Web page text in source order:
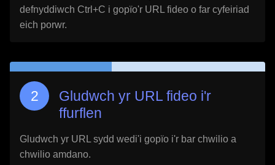
defnyddiwch Ctrl+C i gopïo'r URL fideo o far cyfeiriad
eich porwr.
Gludwch yr URL fideo i'r
ffurflen
Gludwch yr URL sydd wedi'i gopïo i'r bar chwilio a
chwilio amdano.